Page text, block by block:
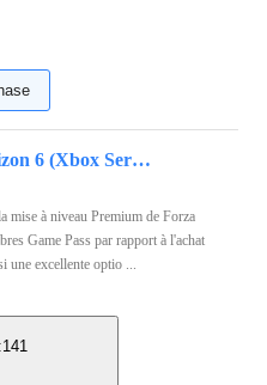
Forza Horizon 6 (Xbox Series X/S, PC) - Xbox Live Key - GLOBAL
mise à niveau Premium de Forza
Game Pass par rapport à l'achat
une excellente optio ...
141